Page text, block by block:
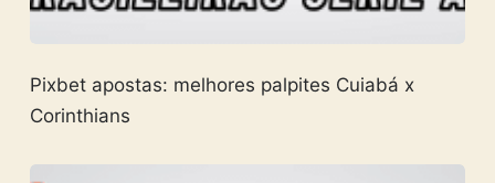
Pixbet apostas: melhores palpites Cuiabá x
Corinthians